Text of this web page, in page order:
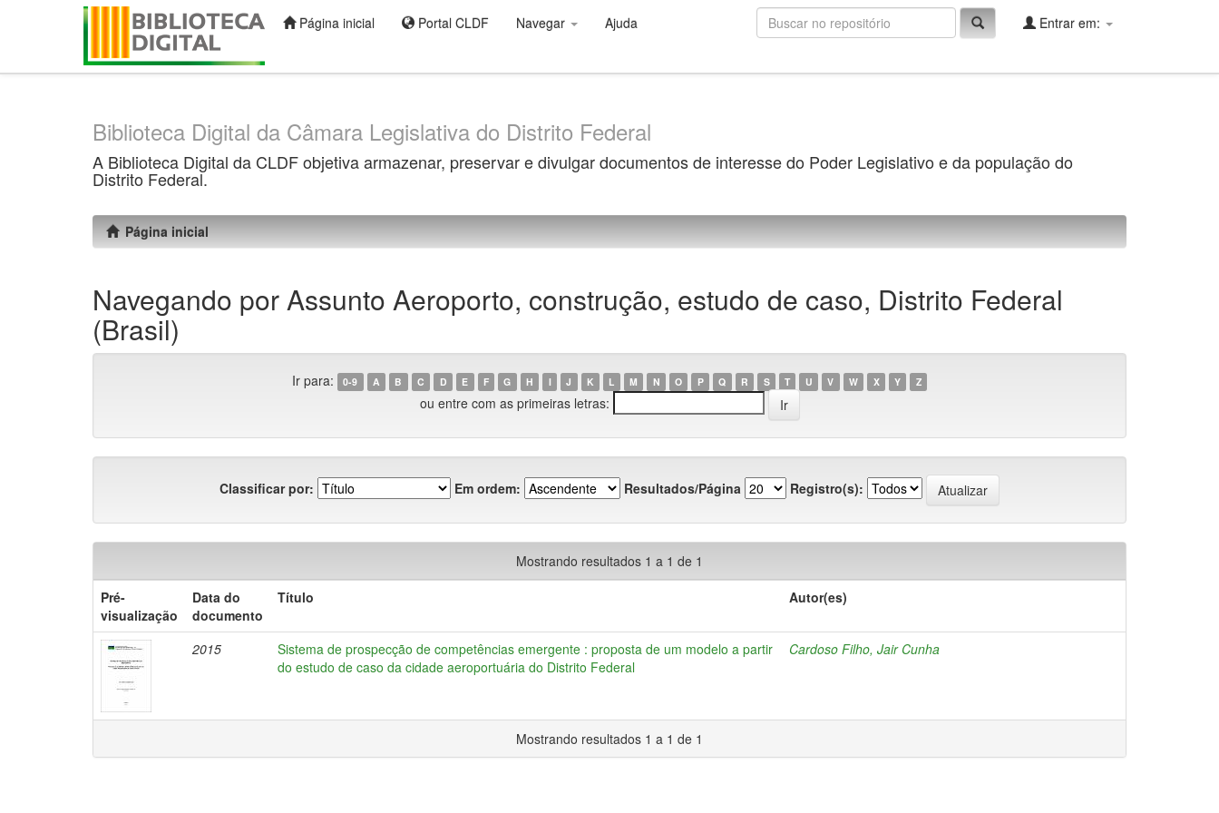
Página inicial Portal CLDF Navegar Ajuda Entrar em:
Biblioteca Digital da Câmara Legislativa do Distrito Federal
A Biblioteca Digital da CLDF objetiva armazenar, preservar e divulgar documentos de interesse do Poder Legislativo e da população do
Distrito Federal.
Página inicial
Navegando por Assunto Aeroporto, construção, estudo de caso, Distrito Federal
(Brasil)
Ir para: 0-9 A B C D E F G H I J K L M N O P Q R S T U V W X Y Z
ou entre com as primeiras letras:
Classificar por: Em ordem: Resultados/Página Registro(s):
Mostrando resultados 1 a 1 de 1
Pré-
visualização
Data do
documento
Título Autor(es)
2015
Sistema de prospecção de competências emergente : proposta de um modelo a partir
do estudo de caso da cidade aeroportuária do Distrito Federal
Cardoso Filho, Jair Cunha
Mostrando resultados 1 a 1 de 1